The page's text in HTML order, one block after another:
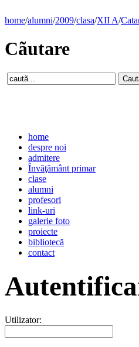
home/alumni/2009/clasa/XII A/
Cãutare
home
despre noi
admitere
Învăţământ primar
clase
alumni
profesori
link-uri
galerie foto
proiecte
bibliotecă
contact
Utilizator: